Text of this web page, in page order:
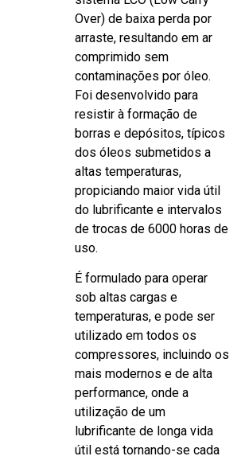
Over) de baixa perda por
arraste, resultando em ar
comprimido sem
contaminações por óleo.
Foi desenvolvido para
resistir à formação de
borras e depósitos, típicos
dos óleos submetidos a
altas temperaturas,
propiciando maior vida útil
do lubrificante e intervalos
de trocas de 6000 horas de
uso.
É formulado para operar
sob altas cargas e
temperaturas, e pode ser
utilizado em todos os
compressores, incluindo os
mais modernos e de alta
performance, onde a
utilização de um
lubrificante de longa vida
útil está tornando-se cada